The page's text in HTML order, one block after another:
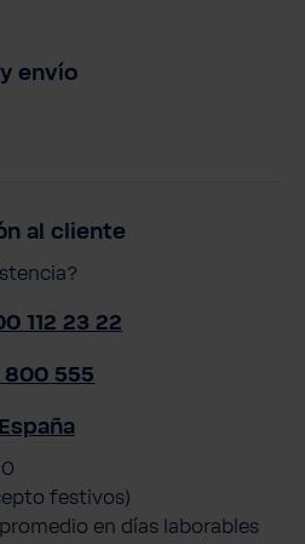
envío
al cliente
112 23 22
555
festivos)
en días laborables